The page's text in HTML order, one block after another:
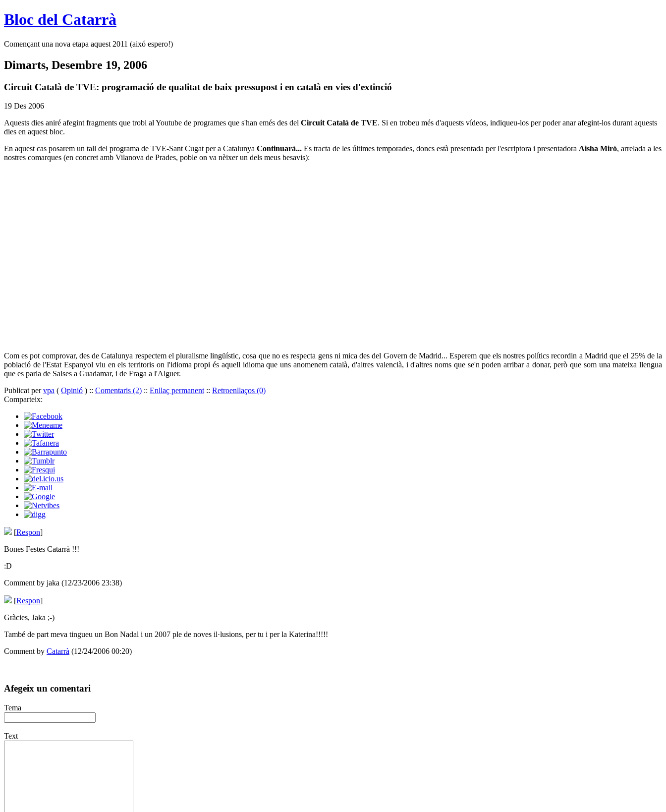
Bloc del Catarrà
Començant una nova etapa aquest 2011 (aixó espero!)
Dimarts, Desembre 19, 2006
Circuit Català de TVE: programació de qualitat de baix pressupost i en català en vies d'extinció
19 Des 2006
Aquests dies aniré afegint fragments que trobi al Youtube de programes que s'han emés des del Circuit Català de TVE. Si en trobeu més d'aquests vídeos, indiqueu-los per poder anar afegint-los durant aquests
dies en aquest bloc.
En aquest cas posarem un tall del programa de TVE-Sant Cugat per a Catalunya Continuarà... Es tracta de les últimes temporades, doncs està presentada per l'escriptora i presentadora Aisha Miró, arrelada a les
nostres comarques (en concret amb Vilanova de Prades, poble on va nèixer un dels meus besavis):
Com es pot comprovar, des de Catalunya respectem el pluralisme lingüístic, cosa que no es respecta gens ni mica des del Govern de Madrid... Esperem que els nostres polítics recordin a Madrid que el 25% de la
població de l'Estat Espanyol viu en els territoris on l'idioma propi és aquell idioma que uns anomenem català, d'altres valencià, i d'altres noms que se'n poden arribar a donar, però que som una mateixa llengua
que es parla de Salses a Guadamar, i de Fraga a l'Alguer.
Publicat pervpa ( Opinió ) :: Comentaris (2) :: Enllaç permanent:: Retroenllaços (0)
Comparteix:
[Respon]
Bones Festes Catarrà !!!
:D
Comment by jaka (12/23/2006 23:38)
[Respon]
Gràcies, Jaka ;-)
També de part meva tingueu un Bon Nadal i un 2007 ple de noves il·lusions, per tu i per la Katerina!!!!!
Comment by Catarrà (12/24/2006 00:20)
Afegeix un comentari
Tema
Text